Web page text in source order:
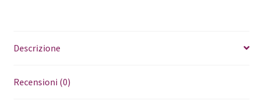
Descrizione
Recensioni (0)